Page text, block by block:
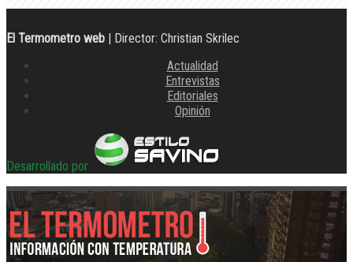
El Termometro web | Director: Christian Skrilec
Actualidad
Entrevistas
Editoriales
Opinión
Desarrollado por